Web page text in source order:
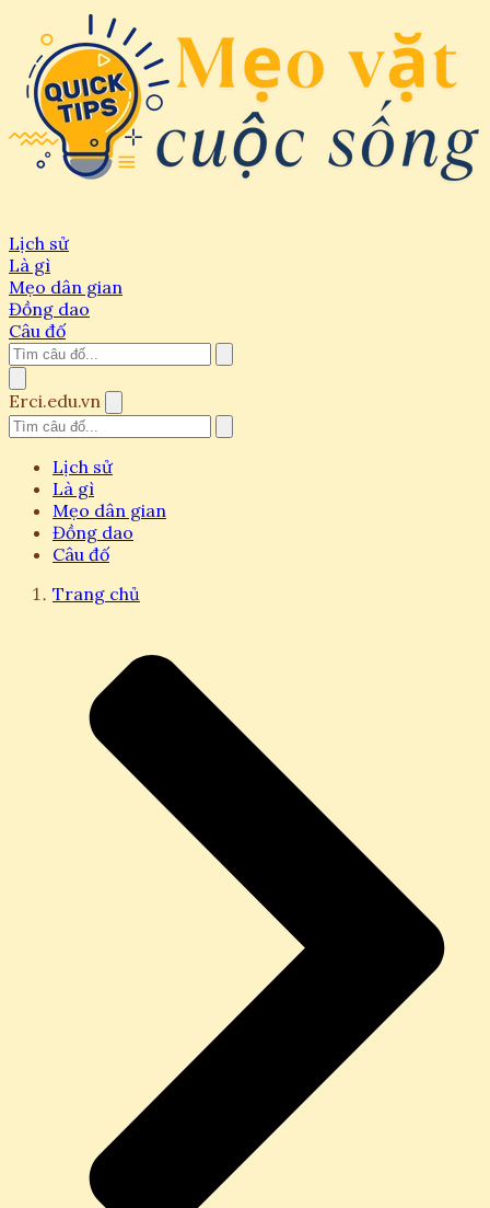
Lịch sử
Là gì
Mẹo dân gian
Đồng dao
Câu đố
Erci.edu.vn
Lịch sử
Là gì
Mẹo dân gian
Đồng dao
Câu đố
Trang chủ